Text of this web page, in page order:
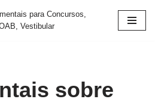
para Concursos,
Vestibular
sobre